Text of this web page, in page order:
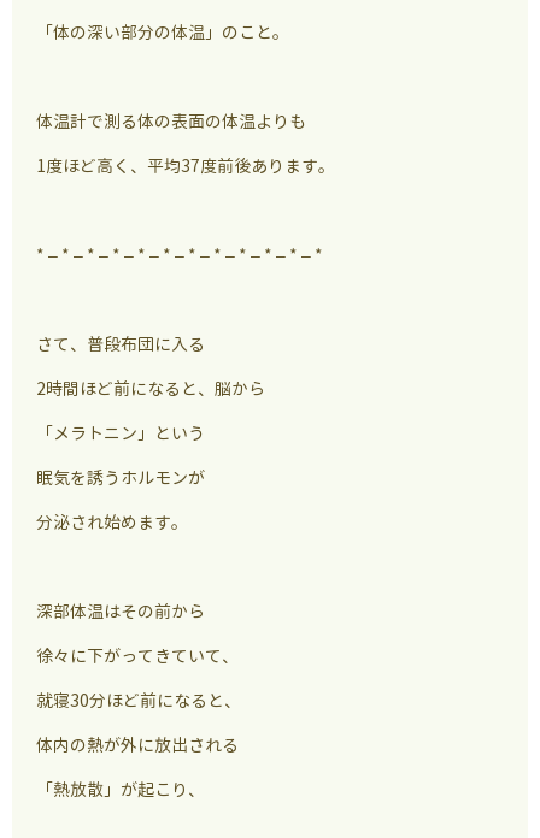
「体の深い部分の体温」のこと。
体温計で測る体の表面の体温よりも
1度ほど高く、平均37度前後あります。
* – * – * – * – * – * – * – * – * – * – * – *
さて、普段布団に入る
2時間ほど前になると、脳から
「メラトニン」という
眠気を誘うホルモンが
分泌され始めます。
深部体温はその前から
徐々に下がってきていて、
就寝30分ほど前になると、
体内の熱が外に放出される
「熱放散」が起こり、